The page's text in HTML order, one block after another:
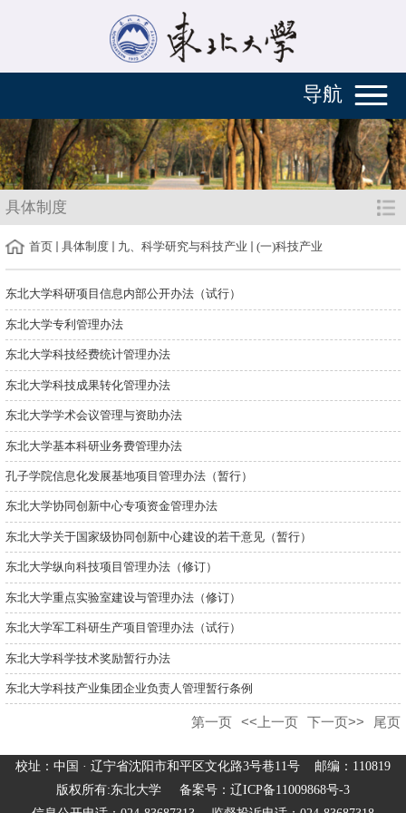
导航
具体制度
首页 具体制度 九、科学研究与科技产业 (一)科技产业
东北大学科研项目信息内部公开办法（试行）
东北大学专利管理办法
东北大学科技经费统计管理办法
东北大学科技成果转化管理办法
东北大学学术会议管理与资助办法
东北大学基本科研业务费管理办法
孔子学院信息化发展基地项目管理办法（暂行）
东北大学协同创新中心专项资金管理办法
东北大学关于国家级协同创新中心建设的若干意见（暂行）
东北大学纵向科技项目管理办法（修订）
东北大学重点实验室建设与管理办法（修订）
东北大学军工科研生产项目管理办法（试行）
东北大学科学技术奖励暂行办法
东北大学科技产业集团企业负责人管理暂行条例
第一页 <<上一页 下一页>> 尾页
校址：中国 · 辽宁省沈阳市和平区文化路3号巷11号 邮编：110819
版权所有:东北大学 备案号：辽ICP备11009868号-3